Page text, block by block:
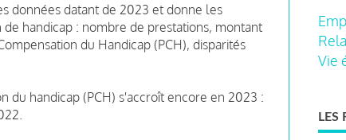
données datant de 2023 et donne les
handicap : nombre de prestations, montant
du Handicap (PCH), disparités
du handicap (PCH) s'accroît encore en 2023 :
Vie
LES